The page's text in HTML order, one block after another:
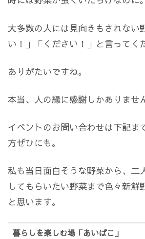
大多数の人には見向きもされない
い！」「ください！」と言ってく
ありがたいですね。
本当、人の縁に感謝しかありませ
イベントのお問い合わせは下記ま
方ぜひにも。
私も当日面白そうな野菜から、二
してもらいたい野菜まで色々新鮮
と思います。
暮らしを楽しむ場「あいばこ」